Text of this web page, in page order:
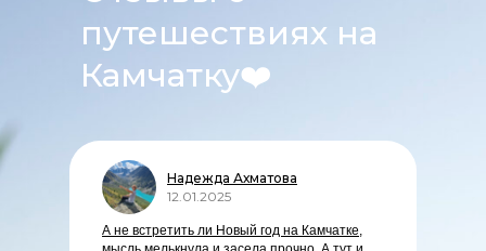
Надежда Ахматова
А не встретить ли Новый год на Камчатке,
12.01.2025
путешествиях на
Камчатку❤️